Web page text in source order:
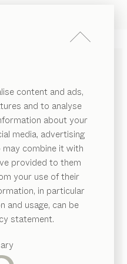
content and ads,
and to analyse
about your
media, advertising
combine it with
provided to them
your use of their
in particular
and usage, can be
statement.
EN BOIS
de TEAM 7, disponibles
s’entendent à
une grande liberté
à vos besoins de
TOUS LES FILTRES